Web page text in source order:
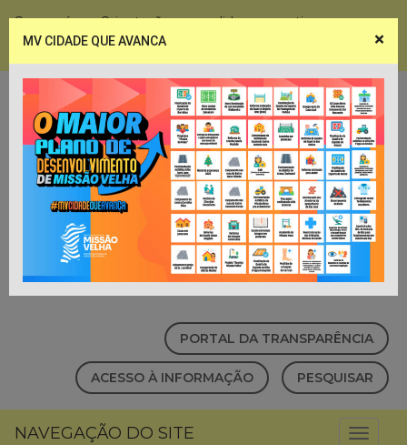
Coronavírus - Orientações e medidas preventivas
PORTAL DA TRANSPARÊNCIA
ACESSO À INFORMAÇÃO PESQUISAR
NAVEGAÇÃO DO SITE
×
MV CIDADE QUE AVANCA